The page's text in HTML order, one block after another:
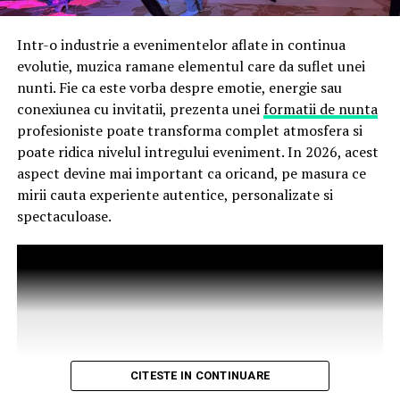
Partener media principal
:VIRGIN RADIO ROMANIA
Parteneri media:CineFan,News.ro,Zile și Nopți
Cinemap, Revista FILM,Playtech,Happ.ro,Cinefilia
Daily Magazine,Filme-carti,MovieNews,The
Movienator,Munteanu.
vor primi un premiu garantat din partea Avon.
Până pe 23 februarie, toți spectatorii din țară care și-au
cumpărat bilet la filmul „În pielea mea” se pot înscrie în
cursa pentru un iPhone 17 Pro Max, încărcând dovada
achiziției biletului la cinema înformularul dedicat
concursului, premiul fiind oferit prin tragere la sorți pe
24 februarie.
După proiecțiile speciale din Arad, Timișoara, Alba Iulia,
Sibiu, Brașov, Cluj-Napoca, Baia Mare, Oradea, cu săli
spectatorii curioși și încântați de poveste și de
prestațiile actorilor, caravana„În pielea mea”continuă
11 februarieva avea loc proiecția specială„În pielea
de laCinema City din City Park Constanța
Intr-o industrie a evenimentelor aflate in continua
evolutie, muzica ramane elementul care da suflet unei
nunti. Fie ca este vorba despre emotie, energie sau
conexiunea cu invitatii, prezenta uneiformatii de nunta
profesioniste poate transforma complet atmosfera si
poate ridica nivelul intregului eveniment. In 2026, acest
aspect devine mai important ca oricand, pe masura ce
mirii cauta experiente autentice, personalizate si
spectaculoase.
CITESTE IN CONTINUARE